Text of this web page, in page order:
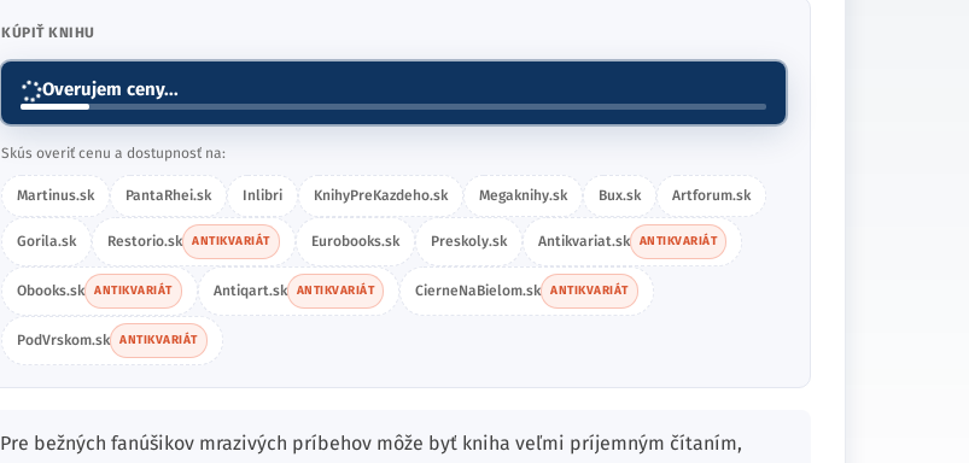
KÚPIŤ KNIHU
Overujem ceny...
Skús overiť cenu a dostupnosť na:
Martinus.sk PantaRhei.sk Inlibri KnihyPreKazdeho.sk Megaknihy.sk Bux.sk Artforum.sk
Gorila.sk Restorio.sk ANTIKVARIÁT Eurobooks.sk Preskoly.sk Antikvariat.sk ANTIKVARIÁT
Obooks.sk ANTIKVARIÁT Antiqart.sk ANTIKVARIÁT CierneNaBielom.sk ANTIKVARIÁT
PodVrskom.sk ANTIKVARIÁT
Pre bežných fanúšikov mrazivých príbehov môže byť kniha veľmi príjemným čítaním,